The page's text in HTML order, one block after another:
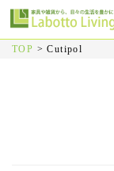
TOP >Cutipol